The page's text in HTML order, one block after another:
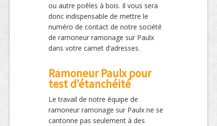
ou autre poêles à bois. Il vous sera
donc indispensable de mettre le
numéro de contact de notre société
de ramoneur ramonage sur Paulx
dans votre carnet d’adresses.
Ramoneur Paulx pour
test d’étanchéité
Le travail de notre équipe de
ramoneur ramonage sur Paulx ne se
cantonne pas seulement à des